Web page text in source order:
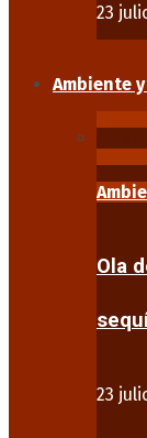
23
Ambiente
Ola
23